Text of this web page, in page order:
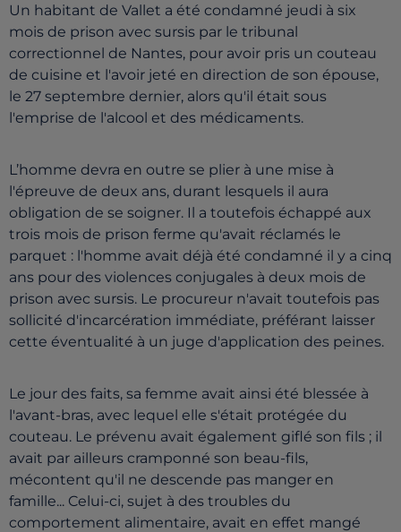
Un habitant de Vallet a été condamné jeudi à six
mois de prison avec sursis par le tribunal
correctionnel de Nantes, pour avoir pris un couteau
de cuisine et l'avoir jeté en direction de son épouse,
le 27 septembre dernier, alors qu'il était sous
l'emprise de l'alcool et des médicaments.
L’homme devra en outre se plier à une mise à
l'épreuve de deux ans, durant lesquels il aura
obligation de se soigner. Il a toutefois échappé aux
trois mois de prison ferme qu'avait réclamés le
parquet : l'homme avait déjà été condamné il y a cinq
ans pour des violences conjugales à deux mois de
prison avec sursis. Le procureur n'avait toutefois pas
sollicité d'incarcération immédiate, préférant laisser
cette éventualité à un juge d'application des peines.
Le jour des faits, sa femme avait ainsi été blessée à
l'avant-bras, avec lequel elle s'était protégée du
couteau. Le prévenu avait également giflé son fils ; il
avait par ailleurs cramponné son beau-fils,
mécontent qu'il ne descende pas manger en
famille... Celui-ci, sujet à des troubles du
comportement alimentaire, avait en effet mangé